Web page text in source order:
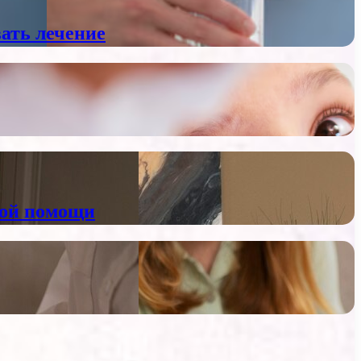
лечение
помощи